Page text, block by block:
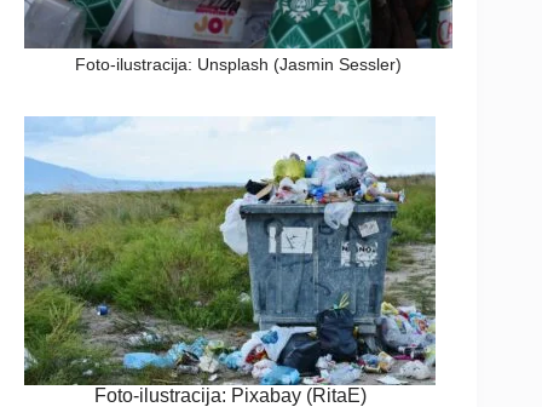
Foto-ilustracija: Unsplash (Jasmin Sessler)
Foto-ilustracija: Pixabay (RitaE)